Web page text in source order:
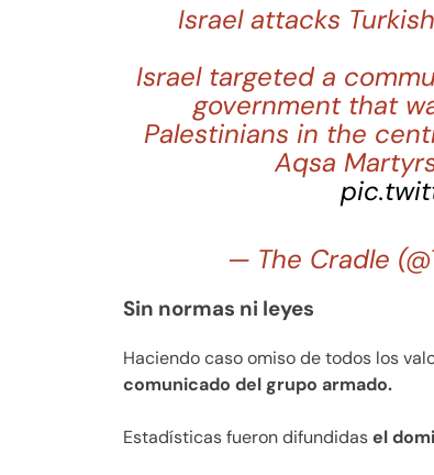
Israel attacks
Israel targeted a
government that
Palestinians in the
Aqsa
— The Cradle
Sin normas ni leyes
Haciendo caso omiso de todos los
comunicado del grupo armado.
Estadísticas fueron difundidasel